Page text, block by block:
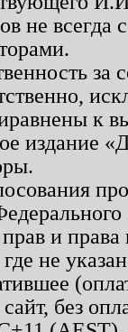
не
к
издание
и
не
без